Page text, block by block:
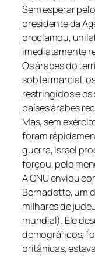
Sem esperar
presidente da
proclamou,
imediatamente
Os árabes do
sob lei marcial,
restringidos e
países árabes
Mas, sem
foram
guerra, Israel
forçou, pelo
A ONU enviou
Bernadotte, um
milhares de
mundial). Ele
demográficos,
britânicas,